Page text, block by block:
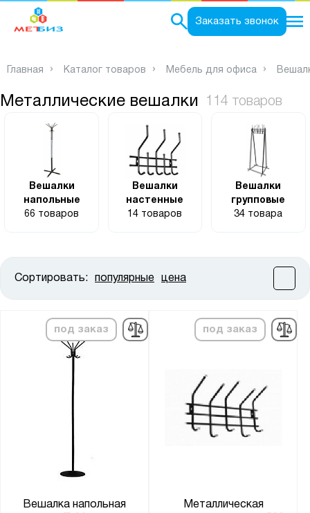
Заказать звонок
Главная Каталог товаров Мебель для офиса
Металлические вешалки 114 товаров
Вешалки
напольные
66 товаров
Вешалки
настенные
14 товаров
Вешалки
групповые
34 товара
Сортировать: популярные цена
под заказ
Вешалка напольная
под заказ
Металлическая
Высота, мм:
Ширина, мм:
Глубина, мм:
от до